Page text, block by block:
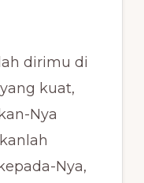
dirimu di
kuat,
Nya
Nya,